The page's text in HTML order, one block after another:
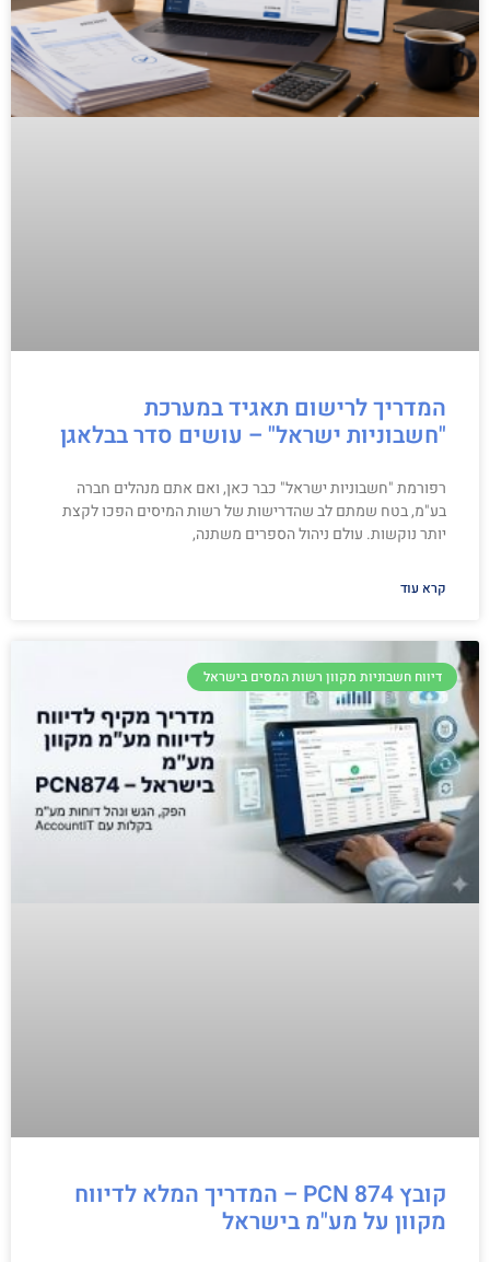
המדריך לרישום תאגיד במערכת
"חשבוניות ישראל" – עושים סדר בבלאגן
רפורמת "חשבוניות ישראל" כבר כאן, ואם אתם מנהלים חברה
בע"מ, בטח שמתם לב שהדרישות של רשות המיסים הפכו לקצת
יותר נוקשות. עולם ניהול הספרים משתנה,
קרא עוד
דיווח חשבוניות מקוון רשות המסים בישראל
קובץ PCN 874 – המדריך המלא לדיווח
מקוון על מע"מ בישראל